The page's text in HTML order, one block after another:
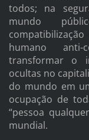
todos; na
mundo
humano anti-
transformar o
ocultas no
do mundo em
ocupação de
“pessoa
mundial.